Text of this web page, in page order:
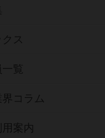
ス
覧
コラム
案内